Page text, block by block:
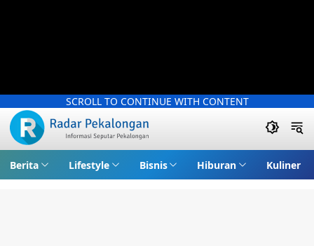
SCROLL TO CONTINUE WITH CONTENT
Berita Lifestyle Bisnis Hiburan Kuliner